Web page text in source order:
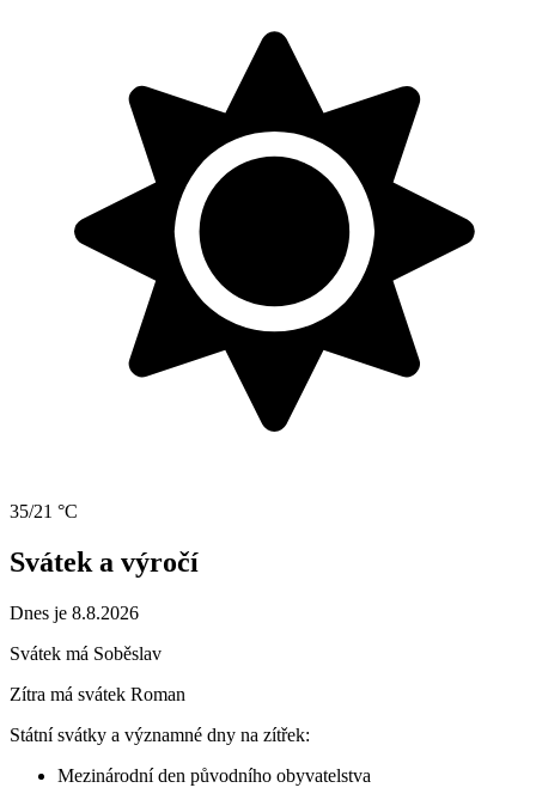
35/21 °C
Svátek a výročí
Dnes je 8.8.2026
Svátek má Soběslav
Zítra má svátek Roman
Státní svátky a významné dny na zítřek:
Mezinárodní den původního obyvatelstva